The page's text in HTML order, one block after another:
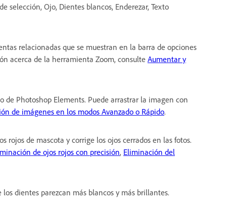
selección, Ojo, Dientes blancos, Enderezar, Texto
relacionadas que se muestran en la barra de opciones
acerca de la herramienta Zoom, consulte Aumentar y
de Photoshop Elements. Puede arrastrar la imagen con
de imágenes en los modos Avanzado o Rápido.
rojos de mascota y corrige los ojos cerrados en las fotos.
de ojos rojos con precisión, Eliminación del
dientes parezcan más blancos y más brillantes.